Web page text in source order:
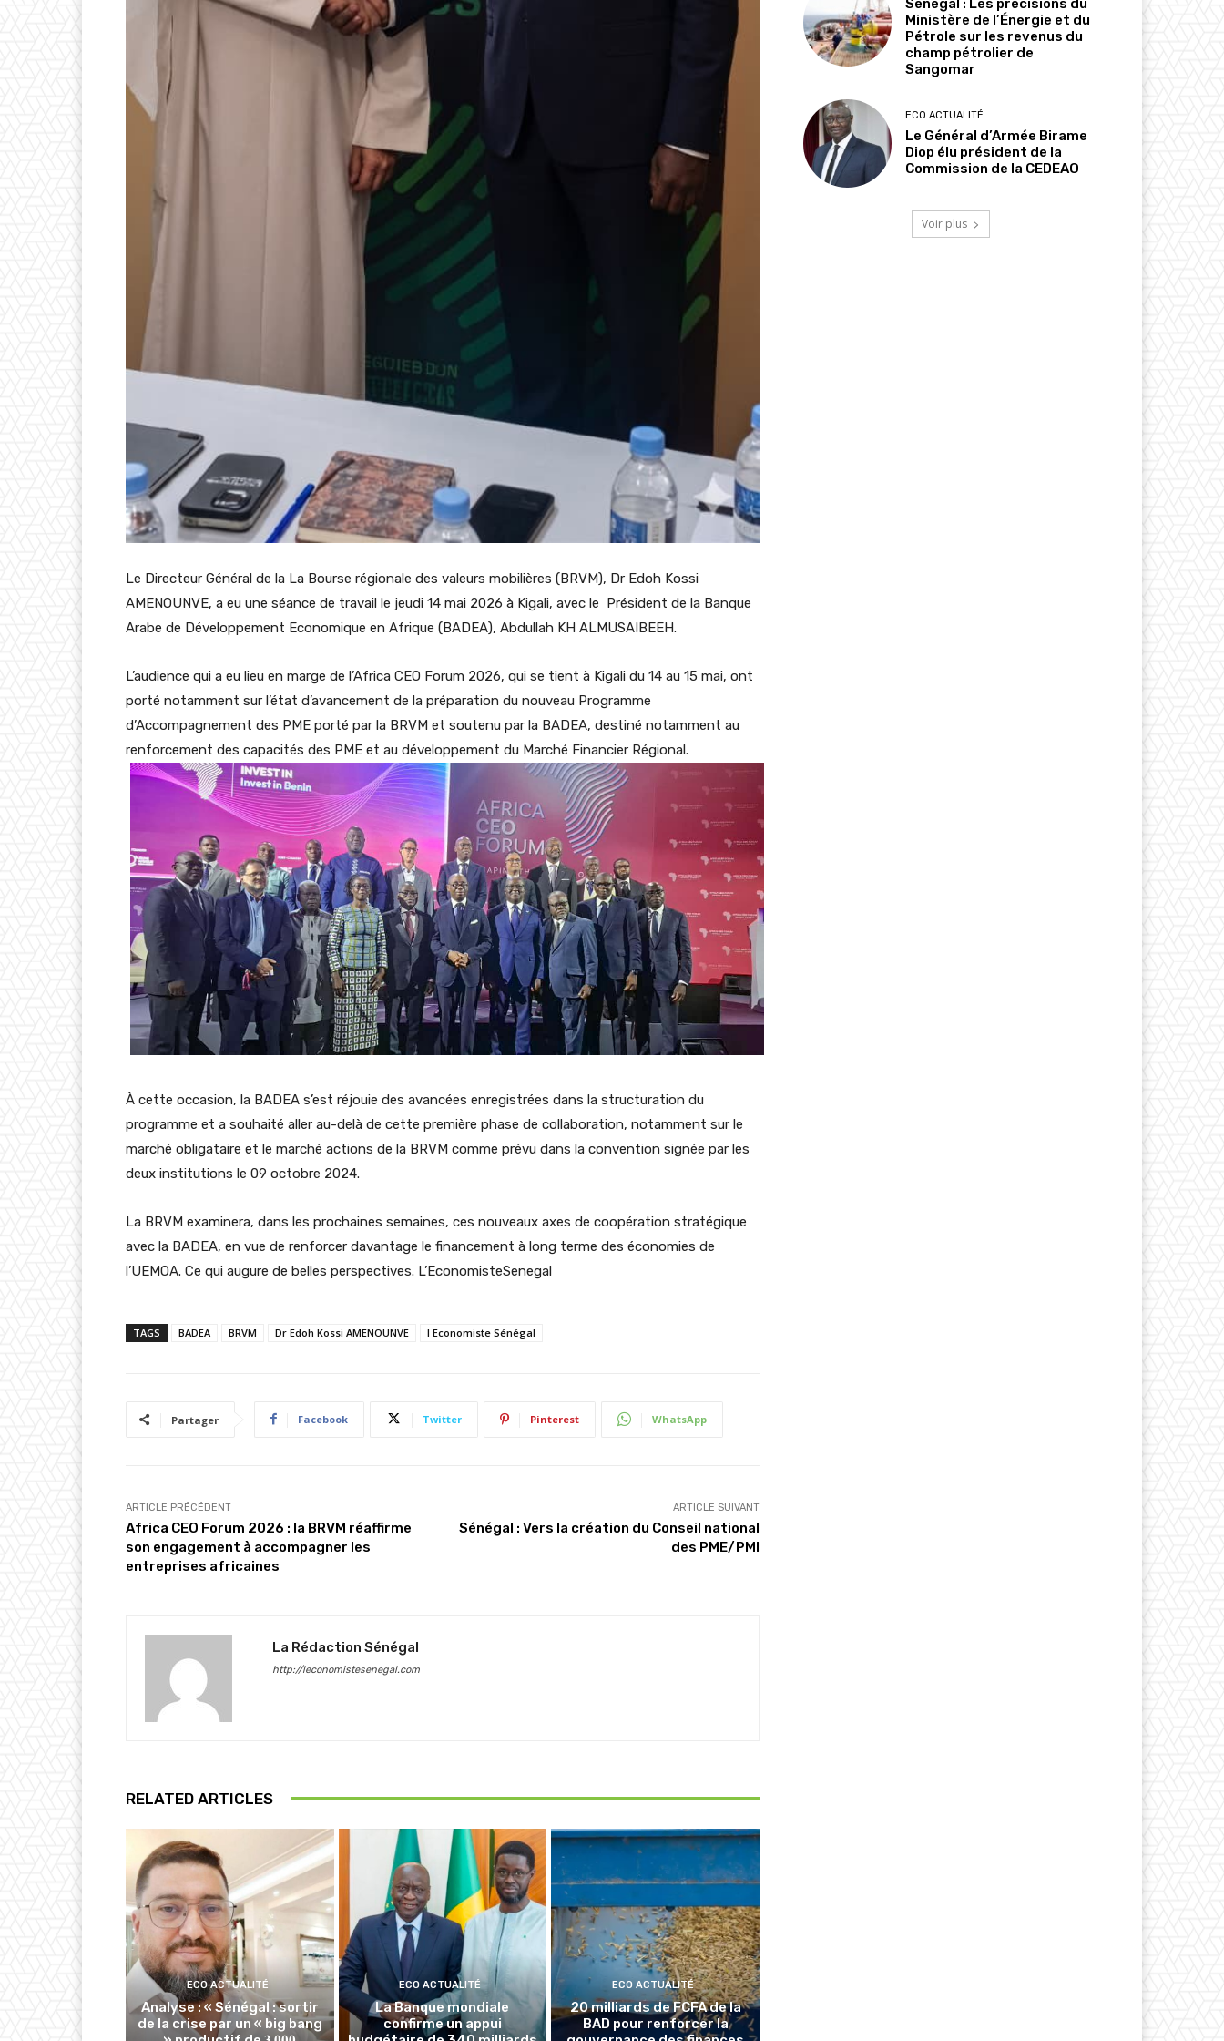
Le Directeur Général de la La Bourse régionale des valeurs mobilières (BRVM), Dr Edoh Kossi
AMENOUNVE, a eu une séance de travail le jeudi 14 mai 2026 à Kigali, avec le Président de la Banque
Arabe de Développement Economique en Afrique (BADEA), Abdullah KH ALMUSAIBEEH.
L’audience qui a eu lieu en marge de l’Africa CEO Forum 2026, qui se tient à Kigali du 14 au 15 mai, ont
porté notamment sur l’état d’avancement de la préparation du nouveau Programme
d’Accompagnement des PME porté par la BRVM et soutenu par la BADEA, destiné notamment au
renforcement des capacités des PME et au développement du Marché Financier Régional.
À cette occasion, la BADEA s’est réjouie des avancées enregistrées dans la structuration du
programme et a souhaité aller au-delà de cette première phase de collaboration, notamment sur le
marché obligataire et le marché actions de la BRVM comme prévu dans la convention signée par les
deux institutions le 09 octobre 2024.
La BRVM examinera, dans les prochaines semaines, ces nouveaux axes de coopération stratégique
avec la BADEA, en vue de renforcer davantage le financement à long terme des économies de
l’UEMOA. Ce qui augure de belles perspectives. L’EconomisteSenegal
TAGS BADEA BRVM Dr Edoh Kossi AMENOUNVE l Economiste Sénégal
Partager Facebook Twitter Pinterest WhatsApp
ARTICLE PRÉCÉDENT
Africa CEO Forum 2026 : la BRVM réaffirme
son engagement à accompagner les
entreprises africaines
ARTICLE SUIVANT
Sénégal : Vers la création du Conseil national
des PME/PMI
La Rédaction Sénégal
http://leconomistesenegal.com
RELATED ARTICLES
ECO ACTUALITÉ
Analyse : « Sénégal : sortir
de la crise par un « big bang
ECO ACTUALITÉ
La Banque mondiale
confirme un appui
ECO ACTUALITÉ
20 milliards de FCFA de la
BAD pour renforcer la
Sénégal : Les précisions du
Ministère de l’Énergie et du
Pétrole sur les revenus du
champ pétrolier de
Sangomar
ECO ACTUALITÉ
Le Général d’Armée Birame
Diop élu président de la
Commission de la CEDEAO
Voir plus